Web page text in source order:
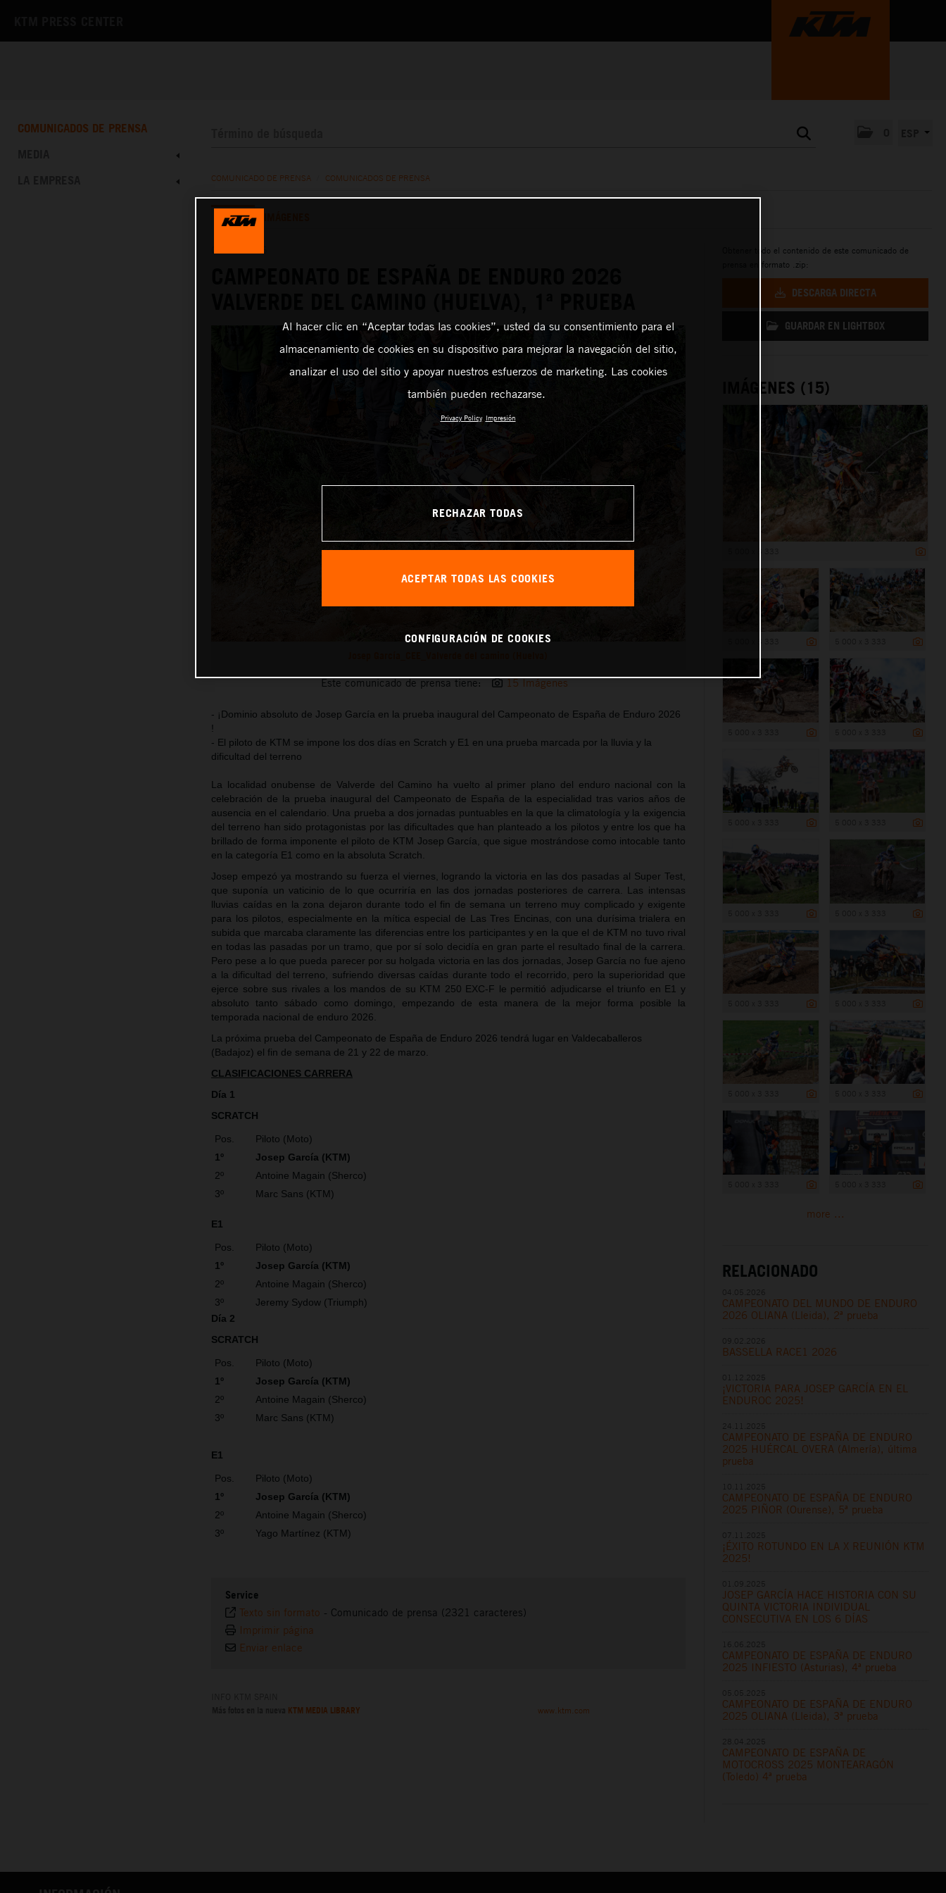
COMUNICADOS DE PRENSA
COMUNICADO DE PRENSA COMUNICADOS DE PRENSA
TEXTO
Este comunicado de prensa tiene: 15 Imágenes
- ¡Dominio absoluto de Josep García en la prueba inaugural del Campeonato de España de Enduro 2026
!
- El piloto de KTM se impone los dos días en Scratch y E1 en una prueba marcada por la lluvia y la
dificultad del terreno
La localidad onubense de Valverde del Camino ha vuelto al primer plano del enduro nacional con la
celebración de la prueba inaugural del Campeonato de España de la especialidad tras varios años de
ausencia en el calendario. Una prueba a dos jornadas puntuables en la que la climatología y la exigencia
del terreno han sido protagonistas por las dificultades que han planteado a los pilotos y entre los que ha
brillado de forma imponente el piloto de KTM Josep García, que sigue mostrándose como intocable tanto
en la categoría E1 como en la absoluta Scratch.
Josep empezó ya mostrando su fuerza el viernes, logrando la victoria en las dos pasadas al Super Test,
que suponía un vaticinio de lo que ocurriría en las dos jornadas posteriores de carrera. Las intensas
lluvias caídas en la zona dejaron durante todo el fin de semana un terreno muy complicado y exigente
para los pilotos, especialmente en la mítica especial de Las Tres Encinas, con una durísima trialera en
subida que marcaba claramente las diferencias entre los participantes y en la que el de KTM no tuvo rival
en todas las pasadas por un tramo, que por sí solo decidía en gran parte el resultado final de la carrera.
Pero pese a lo que pueda parecer por su holgada victoria en las dos jornadas, Josep García no fue ajeno
a la dificultad del terreno, sufriendo diversas caídas durante todo el recorrido, pero la superioridad que
ejerce sobre sus rivales a los mandos de su KTM 250 EXC-F le permitió adjudicarse el triunfo en E1 y
absoluto tanto sábado como domingo, empezando de esta manera de la mejor forma posible la
temporada nacional de enduro 2026.
La próxima prueba del Campeonato de España de Enduro 2026 tendrá lugar en Valdecaballeros
(Badajoz) el fin de semana de 21 y 22 de marzo.
CLASIFICACIONES CARRERA
Día 1
SCRATCH
Pos.
Piloto (Moto)
1º
Josep García (KTM)
2º
Antoine Magain (Sherco)
3º
Marc Sans (KTM)
E1
Pos.
Piloto (Moto)
1º
Josep García (KTM)
2º
Antoine Magain (Sherco)
3º
Jeremy Sydow (Triumph)
Día 2
SCRATCH
Pos.
Piloto (Moto)
1º
Josep García (KTM)
2º
Antoine Magain (Sherco)
3º
Marc Sans (KTM)
E1
Pos.
Piloto (Moto)
1º
Josep García (KTM)
2º
Antoine Magain (Sherco)
3º
Yago Martínez (KTM)
Service
Texto sin formato - Comunicado de prensa (2321 caracteres)
Imprimir página
Enviar enlace
KTM MEDIA LIBRARY www.ktm.com
Obtener todo el contenido de este comunicado de
prensa en formato .zip:
DESCARGA DIRECTA
GUARDAR EN LIGHTBOX
IMÁGENES (15)
more ...
RELACIONADO
CAMPEONATO DEL MUNDO DE ENDURO
2026 OLIANA (Lleida), 2ª prueba
BASSELLA RACE1 2026
¡VICTORIA PARA JOSEP GARCÍA EN EL
ENDUROC 2025!
CAMPEONATO DE ESPAÑA DE ENDURO
2025 HUÉRCAL OVERA (Almería), última
prueba
CAMPEONATO DE ESPAÑA DE ENDURO
2025 PIÑOR (Ourense), 5ª prueba
¡ÉXITO ROTUNDO EN LA X REUNIÓN KTM
2025!
JOSEP GARCÍA HACE HISTORIA CON SU
QUINTA VICTORIA INDIVIDUAL
CONSECUTIVA EN LOS 6 DÍAS
CAMPEONATO DE ESPAÑA DE ENDURO
2025 INFIESTO (Asturias), 4ª prueba
CAMPEONATO DE ESPAÑA DE ENDURO
2025 OLIANA (Lleida), 3ª prueba
CAMPEONATO DE ESPAÑA DE
MOTOCROSS 2025 MONTEARAGÓN
(Toledo) 4ª prueba
Al hacer clic en “Aceptar todas las cookies”, usted da su consentimiento para el
almacenamiento de cookies en su dispositivo para mejorar la navegación del sitio,
analizar el uso del sitio y apoyar nuestros esfuerzos de marketing. Las cookies
también pueden rechazarse.
Privacy Policy Impresión
RECHAZAR TODAS
ACEPTAR TODAS LAS COOKIES
CONFIGURACIÓN DE COOKIES